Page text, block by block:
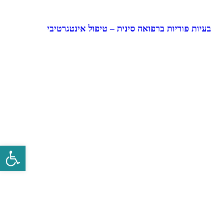
בעיות פוריות ברפואה סינית – טיפול אינטגרטיבי
פתח